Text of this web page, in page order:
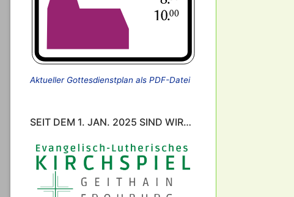
Aktueller Gottesdienstplan als PDF-Datei
SEIT DEM 1. JAN. 2025 SIND WIR…